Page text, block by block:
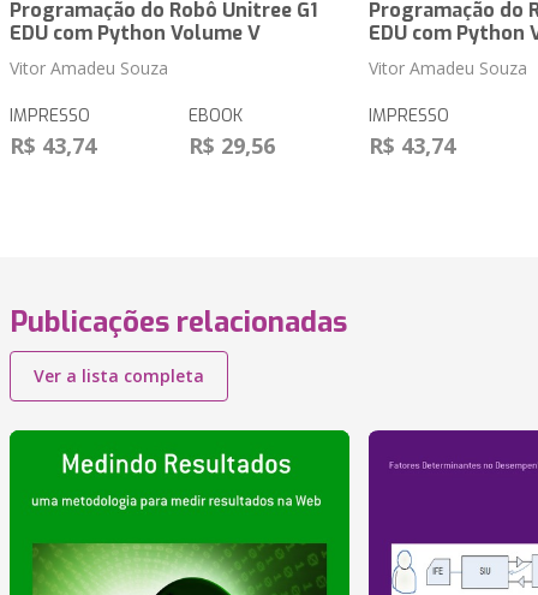
Programação do Robô Unitree G1
EDU com Python Volume V
Vitor Amadeu Souza
IMPRESSO
R$ 43,74
EBOOK
R$ 29,56
Programação do
EDU com Python
Vitor Amadeu Souza
IMPRESSO
R$ 43,74
Publicações relacionadas
Ver a lista completa